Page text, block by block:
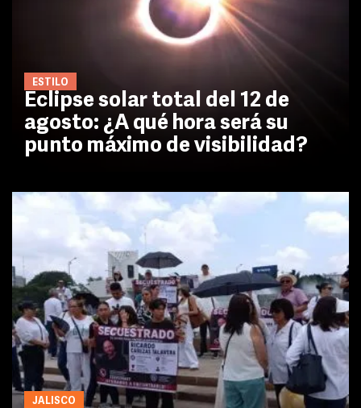
ESTILO
Eclipse solar total del 12 de
agosto: ¿A qué hora será su
punto máximo de visibilidad?
JALISCO